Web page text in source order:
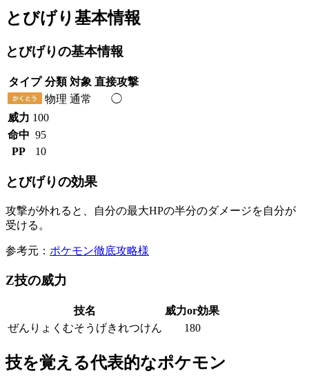
とびげり基本情報
とびげりの基本情報
タイプ 分類 対象 直接攻撃
物理 通常
◯
威力 100
命中 95
PP
10
とびげりの効果
攻撃が外れると、自分の最大HPの半分のダメージを自分が
受ける。
参考元： ポケモン徹底攻略様
Z技の威力
技名
威力or効果
ぜんりょくむそうげきれつけん
180
技を覚える代表的なポケモン